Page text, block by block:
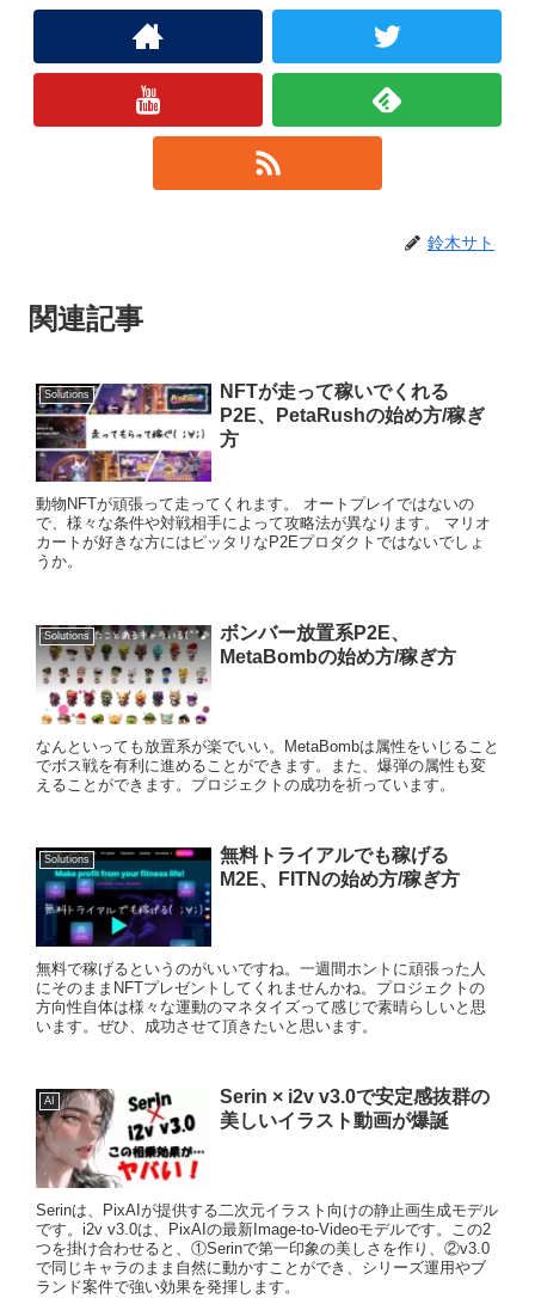
鈴木サト
関連記事
Solutions
NFTが走って稼いでくれる
P2E、PetaRushの始め方/稼ぎ
方
動物NFTが頑張って走ってくれます。 オートプレイではないの
で、様々な条件や対戦相手によって攻略法が異なります。 マリオ
カートが好きな方にはピッタリなP2Eプロダクトではないでしょ
うか。
Solutions
ボンバー放置系P2E、
MetaBombの始め方/稼ぎ方
なんといっても放置系が楽でいい。MetaBombは属性をいじること
でボス戦を有利に進めることができます。また、爆弾の属性も変
えることができます。プロジェクトの成功を祈っています。
Solutions
無料トライアルでも稼げる
M2E、FITNの始め方/稼ぎ方
無料で稼げるというのがいいですね。一週間ホントに頑張った人
にそのままNFTプレゼントしてくれませんかね。プロジェクトの
方向性自体は様々な運動のマネタイズって感じで素晴らしいと思
います。ぜひ、成功させて頂きたいと思います。
AI
Serin × i2v v3.0で安定感抜群の
美しいイラスト動画が爆誕
Serinは、PixAIが提供する二次元イラスト向けの静止画生成モデル
です。i2v v3.0は、PixAIの最新Image-to-Videoモデルです。この2
つを掛け合わせると、①Serinで第一印象の美しさを作り、②v3.0
で同じキャラのまま自然に動かすことができ、シリーズ運用やブ
ランド案件で強い効果を発揮します。